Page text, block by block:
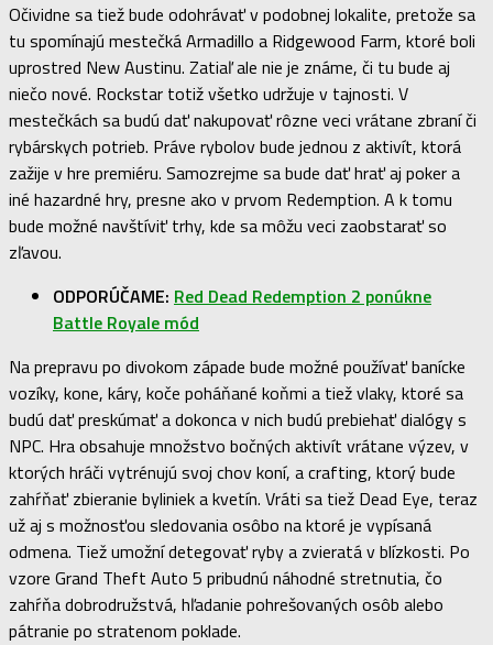
Očividne sa tiež bude odohrávať v podobnej lokalite, pretože sa
tu spomínajú mestečká Armadillo a Ridgewood Farm, ktoré boli
uprostred New Austinu. Zatiaľ ale nie je známe, či tu bude aj
niečo nové. Rockstar totiž všetko udržuje v tajnosti. V
mestečkách sa budú dať nakupovať rôzne veci vrátane zbraní či
rybárskych potrieb. Práve rybolov bude jednou z aktivít, ktorá
zažije v hre premiéru. Samozrejme sa bude dať hrať aj poker a
iné hazardné hry, presne ako v prvom Redemption. A k tomu
bude možné navštíviť trhy, kde sa môžu veci zaobstarať so
zľavou.
ODPORÚČAME: Red Dead Redemption 2 ponúkne
Battle Royale mód
Na prepravu po divokom západe bude možné používať banícke
vozíky, kone, káry, koče poháňané koňmi a tiež vlaky, ktoré sa
budú dať preskúmať a dokonca v nich budú prebiehať dialógy s
NPC. Hra obsahuje množstvo bočných aktivít vrátane výzev, v
ktorých hráči vytrénujú svoj chov koní, a crafting, ktorý bude
zahŕňať zbieranie byliniek a kvetín. Vráti sa tiež Dead Eye, teraz
už aj s možnosťou sledovania osôbo na ktoré je vypísaná
odmena. Tiež umožní detegovať ryby a zvieratá v blízkosti. Po
vzore Grand Theft Auto 5 pribudnú náhodné stretnutia, čo
zahŕňa dobrodružstvá, hľadanie pohrešovaných osôb alebo
pátranie po stratenom poklade.